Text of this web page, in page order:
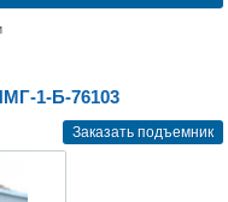
1-Б-76103
Заказать подъемник